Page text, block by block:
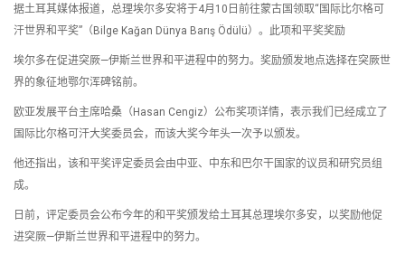
据土耳其媒体报道，总理埃尔多安将于4月10日前往蒙古国领取“国际比尔格可
汗世界和平奖”（Bilge Kağan Dünya Barış Ödülü）。此项和平奖奖励
埃尔多在促进突厥—伊斯兰世界和平进程中的努力。奖励颁发地点选择在突厥世
界的象征地鄂尔浑碑铭前。
欧亚发展平台主席哈桑（Hasan Cengiz）公布奖项详情，表示我们已经成立了
国际比尔格可汗大奖委员会，而该大奖今年头一次予以颁发。
他还指出，该和平奖评定委员会由中亚、中东和巴尔干国家的议员和研究员组
成。
日前，评定委员会公布今年的和平奖颁发给土耳其总理埃尔多安，以奖励他促
进突厥—伊斯兰世界和平进程中的努力。